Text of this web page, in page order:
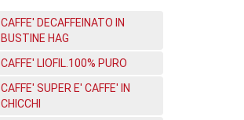
CAFFE' DECAFFEINATO IN
BUSTINE HAG
CAFFE' LIOFIL.100% PURO
CAFFE' SUPER E' CAFFE' IN
CHICCHI